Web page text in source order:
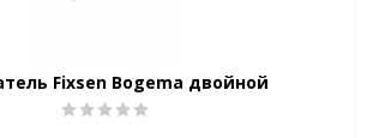
Fixsen Bogema двойной